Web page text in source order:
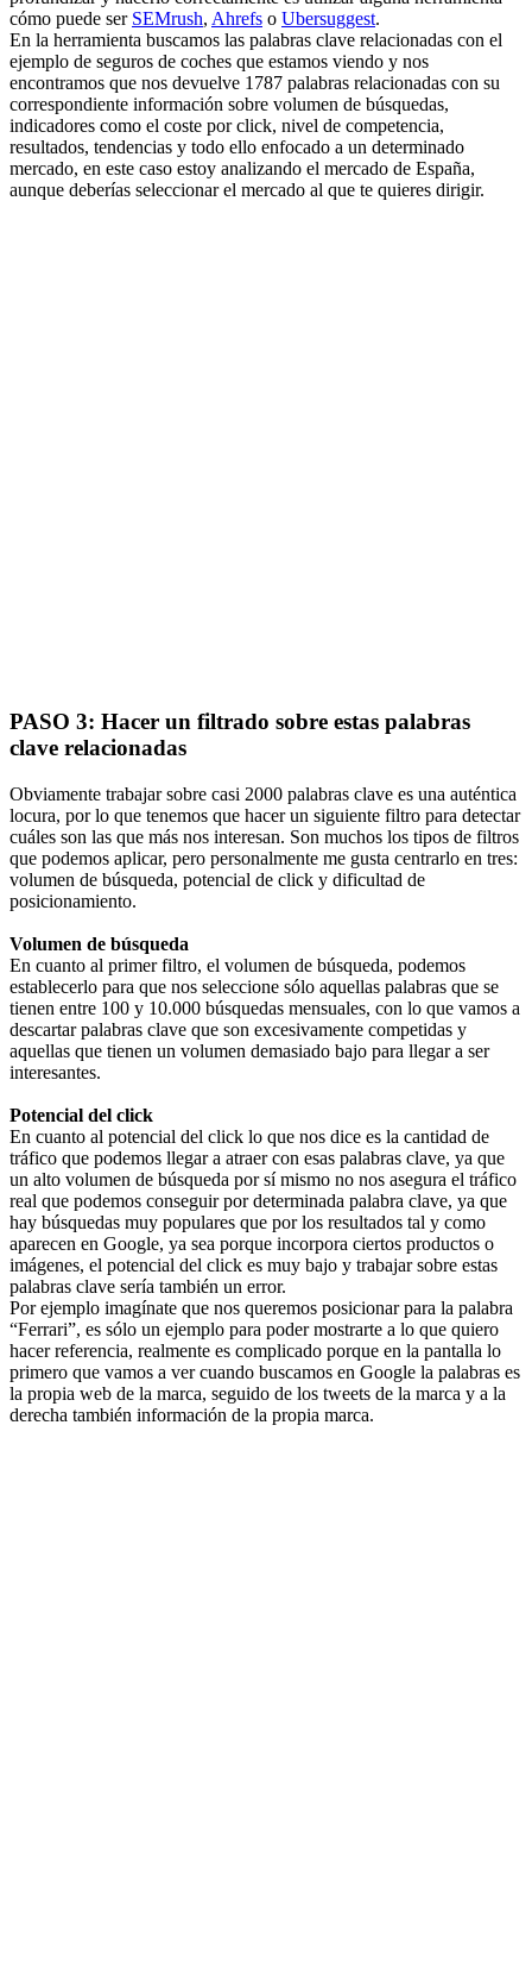
cómo puede ser SEMrush, Ahrefs o Ubersuggest.
En la herramienta buscamos las palabras clave relacionadas con el
ejemplo de seguros de coches que estamos viendo y nos
encontramos que nos devuelve 1787 palabras relacionadas con su
correspondiente información sobre volumen de búsquedas,
indicadores como el coste por click, nivel de competencia,
resultados, tendencias y todo ello enfocado a un determinado
mercado, en este caso estoy analizando el mercado de España,
aunque deberías seleccionar el mercado al que te quieres dirigir.
PASO 3: Hacer un filtrado sobre estas palabras
clave relacionadas
Obviamente trabajar sobre casi 2000 palabras clave es una auténtica
locura, por lo que tenemos que hacer un siguiente filtro para detectar
cuáles son las que más nos interesan. Son muchos los tipos de filtros
que podemos aplicar, pero personalmente me gusta centrarlo en tres:
volumen de búsqueda, potencial de click y dificultad de
posicionamiento.
Volumen de búsqueda
En cuanto al primer filtro, el volumen de búsqueda, podemos
establecerlo para que nos seleccione sólo aquellas palabras que se
tienen entre 100 y 10.000 búsquedas mensuales, con lo que vamos a
descartar palabras clave que son excesivamente competidas y
aquellas que tienen un volumen demasiado bajo para llegar a ser
interesantes.
Potencial del click
En cuanto al potencial del click lo que nos dice es la cantidad de
tráfico que podemos llegar a atraer con esas palabras clave, ya que
un alto volumen de búsqueda por sí mismo no nos asegura el tráfico
real que podemos conseguir por determinada palabra clave, ya que
hay búsquedas muy populares que por los resultados tal y como
aparecen en Google, ya sea porque incorpora ciertos productos o
imágenes, el potencial del click es muy bajo y trabajar sobre estas
palabras clave sería también un error.
Por ejemplo imagínate que nos queremos posicionar para la palabra
“Ferrari”, es sólo un ejemplo para poder mostrarte a lo que quiero
hacer referencia, realmente es complicado porque en la pantalla lo
primero que vamos a ver cuando buscamos en Google la palabras es
la propia web de la marca, seguido de los tweets de la marca y a la
derecha también información de la propia marca.